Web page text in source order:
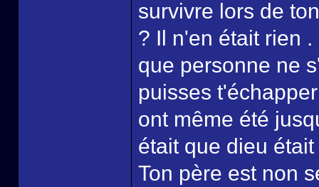
survivre lors de
? Il n'en était rien
que personne ne
puisses
ont même été
était que dieu
Ton père est non